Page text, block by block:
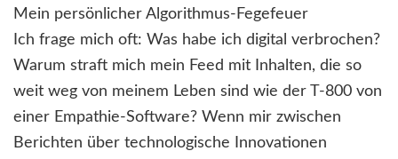
Mein persönlicher Algorithmus-Fegefeuer
Ich frage mich oft: Was habe ich digital verbrochen?
Warum straft mich mein Feed mit Inhalten, die so
weit weg von meinem Leben sind wie der T-800 von
einer Empathie-Software? Wenn mir zwischen
Berichten über technologische Innovationen